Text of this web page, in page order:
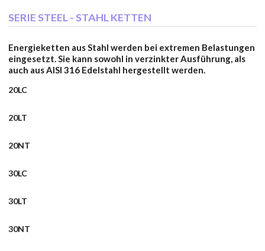
SERIE STEEL - STAHL KETTEN
Energieketten aus Stahl werden bei extremen Belastungen
eingesetzt. Sie kann sowohl in verzinkter Ausführung, als
auch aus AISI 316 Edelstahl hergestellt werden.
20LC
20LT
20NT
30LC
30LT
30NT